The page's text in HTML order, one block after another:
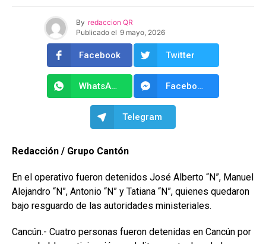
By redaccion QR
Publicado el 9 mayo, 2026
Facebook Twitter
WhatsApp Facebook Messenger
Telegram
Redacción / Grupo Cantón
En el operativo fueron detenidos José Alberto “N”, Manuel
Alejandro “N”, Antonio “N” y Tatiana “N”, quienes quedaron
bajo resguardo de las autoridades ministeriales.
Cancún.- Cuatro personas fueron detenidas en Cancún por